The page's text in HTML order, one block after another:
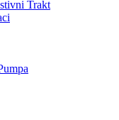
Trakt